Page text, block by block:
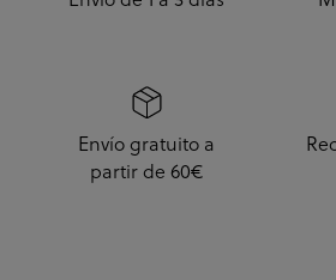
Envío gratuito a
partir de 60€